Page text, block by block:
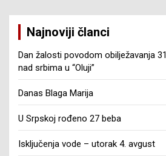
Najnoviji članci
Dan žalosti povodom obilježavanja
nad srbima u “Oluji”
Danas Blaga Marija
U Srpskoj rođeno 27 beba
Isključenja vode – utorak 4. avgust